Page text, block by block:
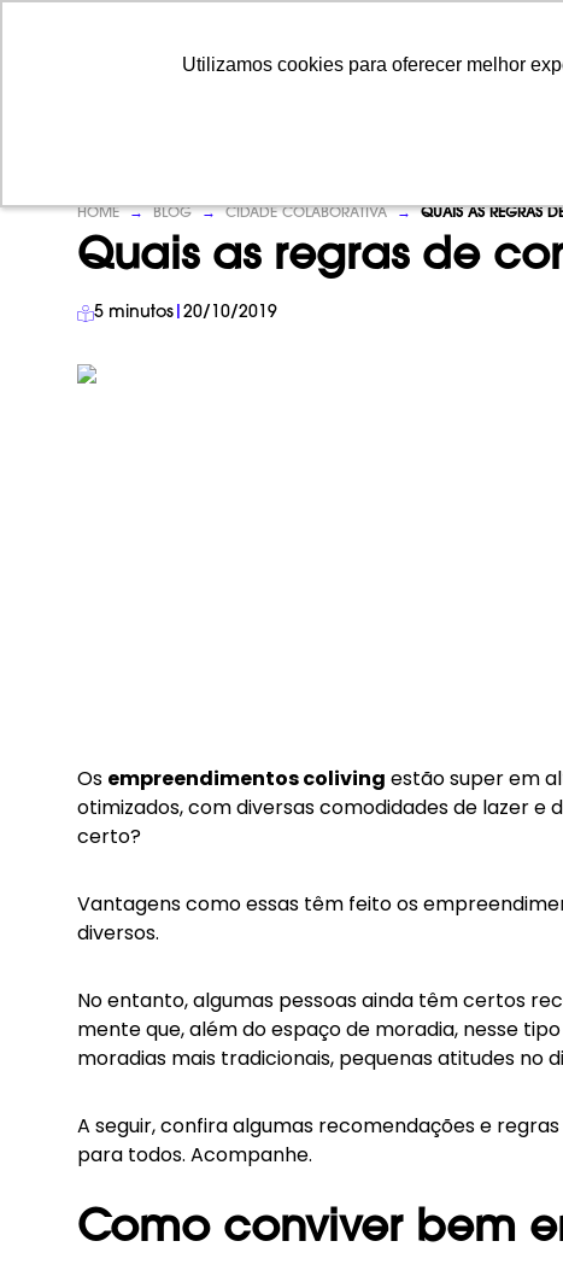
Utilizamos cookies para oferecer melhor
Utilizamos cookies para oferecer melhor
HOME → BLOG → CIDADE COLABORATIVA → QUAIS AS REGRAS
Quais as regras de
5 minutos 20/10/2019
Os empreendimentos coliving estão super em
otimizados, com diversas comodidades de lazer e
certo?
Vantagens como essas têm feito os
diversos.
No entanto, algumas pessoas ainda têm certos
mente que, além do espaço de moradia, nesse
moradias mais tradicionais, pequenas atitudes no
A seguir, confira algumas recomendações e
para todos. Acompanhe.
Como conviver bem